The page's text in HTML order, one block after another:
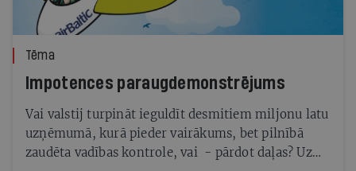
Tēma
Impotences paraugdemonstrējums
Vai valstij turpināt ieguldīt desmitiem miljonu latu
uzņēmumā, kurā pieder vairākums, bet pilnībā
zaudēta vadības kontrole, vai - pārdot daļas? Uz